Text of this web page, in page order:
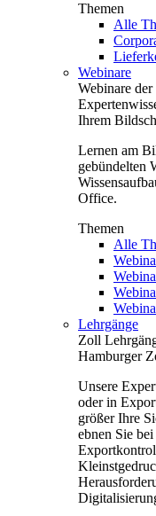
Themen
Alle
Webinare
Webinare
Ihrem
Lernen am
gebündelten
Office.
Themen
Alle
Lehrgänge
Zoll
Hamburger
Unsere
oder in
größer Ihre
ebnen Sie